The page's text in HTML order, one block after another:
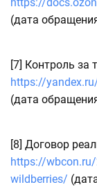
https://
(дата
[7] Контроль за
https://
(дата
[8] Договор
https://
wildberries/